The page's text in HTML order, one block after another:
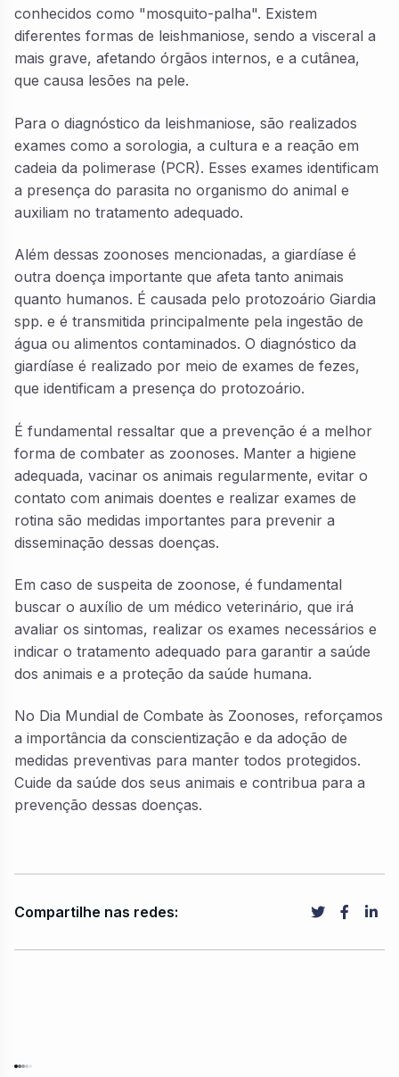
conhecidos como "mosquito-palha". Existem
diferentes formas de leishmaniose, sendo a visceral a
mais grave, afetando órgãos internos, e a cutânea,
que causa lesões na pele.
Para o diagnóstico da leishmaniose, são realizados
exames como a sorologia, a cultura e a reação em
cadeia da polimerase (PCR). Esses exames identificam
a presença do parasita no organismo do animal e
auxiliam no tratamento adequado.
Além dessas zoonoses mencionadas, a giardíase é
outra doença importante que afeta tanto animais
quanto humanos. É causada pelo protozoário Giardia
spp. e é transmitida principalmente pela ingestão de
água ou alimentos contaminados. O diagnóstico da
giardíase é realizado por meio de exames de fezes,
que identificam a presença do protozoário.
É fundamental ressaltar que a prevenção é a melhor
forma de combater as zoonoses. Manter a higiene
adequada, vacinar os animais regularmente, evitar o
contato com animais doentes e realizar exames de
rotina são medidas importantes para prevenir a
disseminação dessas doenças.
Em caso de suspeita de zoonose, é fundamental
buscar o auxílio de um médico veterinário, que irá
avaliar os sintomas, realizar os exames necessários e
indicar o tratamento adequado para garantir a saúde
dos animais e a proteção da saúde humana.
No Dia Mundial de Combate às Zoonoses, reforçamos
a importância da conscientização e da adoção de
medidas preventivas para manter todos protegidos.
Cuide da saúde dos seus animais e contribua para a
prevenção dessas doenças.
Compartilhe nas redes: